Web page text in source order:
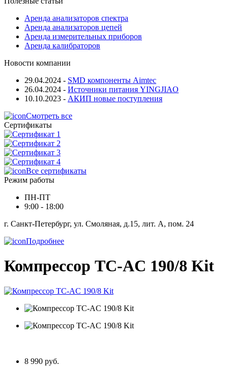
Аренда анализаторов спектра
Аренда анализаторов цепей
Аренда измерительных приборов
Аренда калибраторов
Новости компании
29.04.2024 - SMD компоненты Aimtec
26.04.2024 - Источники питания YINGJIAO
10.10.2023 - АКИП новые поступления
Смотреть все
Сертификаты
Все сертификаты
Режим работы
ПН-ПТ
9:00 - 18:00
г. Санкт-Петербург, ул. Смоляная, д.15, лит. А, пом. 24
Подробнее
Компрессор TC-AC 190/8 Kit
8 990 руб.